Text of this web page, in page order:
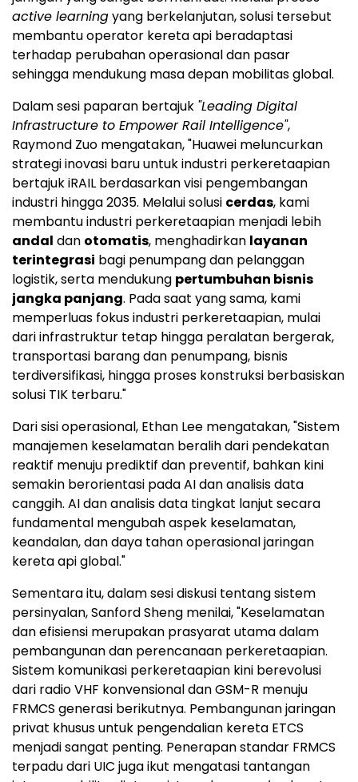
active learningyang berkelanjutan, solusi tersebut
membantu operator kereta api beradaptasi
terhadap perubahan operasional dan pasar
sehingga mendukung masa depan mobilitas global.
Dalam sesi paparan bertajuk "Leading Digital
Infrastructure to Empower Rail Intelligence",
Raymond Zuo mengatakan, "Huawei meluncurkan
strategi inovasi baru untuk industri perkeretaapian
bertajuk iRAIL berdasarkan visi pengembangan
industri hingga 2035. Melalui solusi cerdas, kami
membantu industri perkeretaapian menjadi lebih
andal dan otomatis, menghadirkan layanan
terintegrasi bagi penumpang dan pelanggan
logistik, serta mendukung pertumbuhan bisnis
jangka panjang. Pada saat yang sama, kami
memperluas fokus industri perkeretaapian, mulai
dari infrastruktur tetap hingga peralatan bergerak,
transportasi barang dan penumpang, bisnis
terdiversifikasi, hingga proses konstruksi berbasiskan
solusi TIK terbaru."
Dari sisi operasional, Ethan Lee mengatakan, "Sistem
manajemen keselamatan beralih dari pendekatan
reaktif menuju prediktif dan preventif, bahkan kini
semakin berorientasi pada AI dan analisis data
canggih. AI dan analisis data tingkat lanjut secara
fundamental mengubah aspek keselamatan,
keandalan, dan daya tahan operasional jaringan
kereta api global."
Sementara itu, dalam sesi diskusi tentang sistem
persinyalan, Sanford Sheng menilai, "Keselamatan
dan efisiensi merupakan prasyarat utama dalam
pembangunan dan perencanaan perkeretaapian.
Sistem komunikasi perkeretaapian kini berevolusi
dari radio VHF konvensional dan GSM-R menuju
FRMCS generasi berikutnya. Pembangunan jaringan
privat khusus untuk pengendalian kereta ETCS
menjadi sangat penting. Penerapan standar FRMCS
terpadu dari UIC juga ikut mengatasi tantangan